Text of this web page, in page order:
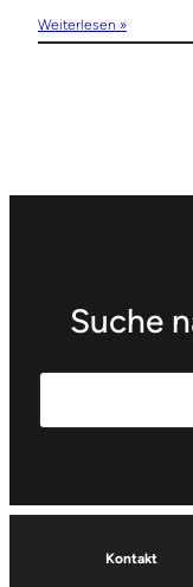
Weiterlesen »
Suche
Search
Kontakt